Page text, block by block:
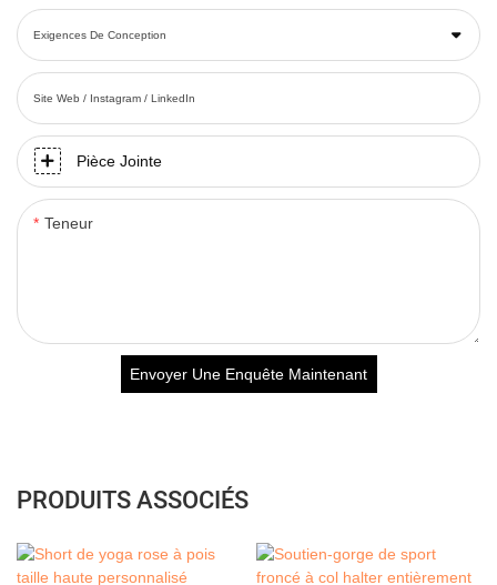
Exigences De Conception
Site Web / Instagram / LinkedIn
Pièce Jointe
Teneur
Envoyer Une Enquête Maintenant
PRODUITS ASSOCIÉS